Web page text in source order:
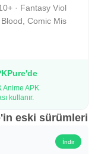
· Fantasy Viol
Comic Mis
Anime APK
kullanır.
eski sürümleri
İndir